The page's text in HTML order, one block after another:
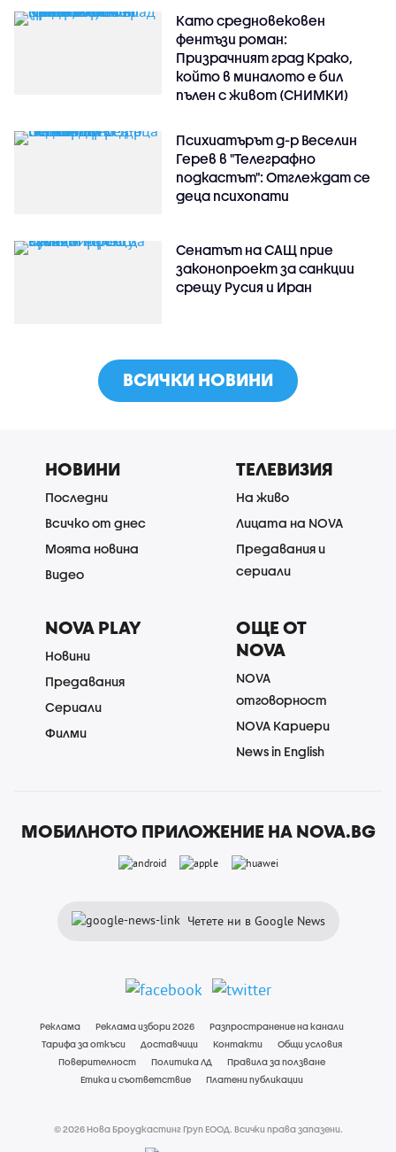
Като средновековен
фентъзи роман:
Призрачният град Крако,
който в миналото е бил
пълен с живот (СНИМКИ)
Психиатърът д-р Веселин
Герев в "Телеграфно
подкастът": Отглеждат се
деца психопати
Сенатът на САЩ прие
законопроект за санкции
срещу Русия и Иран
ВСИЧКИ НОВИНИ
НОВИНИ
Последни
Всичко от днес
Моята новина
Видео
ТЕЛЕВИЗИЯ
На живо
Лицата на NOVA
Предавания и
сериали
NOVA PLAY
Новини
Предавания
Сериали
Филми
ОЩЕ ОТ
NOVA
NOVA
отговорност
NOVA Кариери
News in English
МОБИЛНОТО ПРИЛОЖЕНИЕ НА NOVA.BG
Четете ни в Google News
Реклама Реклама избори 2026
Разпространение на канали
Тарифа за откъси
Доставчици Контакти
Общи условия
Поверителност
Политика ЛД
Правила за ползване
Етика и съответствие
Платени публикации
© 2026 Нова Броудкастинг Груп ЕООД. Всички права запазени.